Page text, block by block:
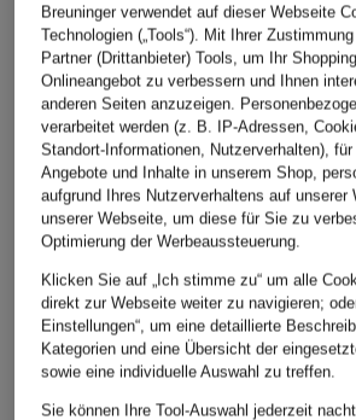
Breuninger verwendet auf dieser Webseite
Technologien („Tools“). Mit Ihrer
Partner (Drittanbieter) Tools, um Ihr
Onlineangebot zu verbessern und Ihnen
anderen Seiten anzuzeigen.
verarbeitet werden (z. B. IP-Adressen,
Standort-Informationen, Nutzerverhalten),
Angebote und Inhalte in unserem Shop,
aufgrund Ihres Nutzerverhaltens auf unserer
unserer Webseite, um diese für Sie zu
Optimierung der Werbeaussteuerung.
Klicken Sie auf „Ich stimme zu“ um alle
direkt zur Webseite weiter zu navigieren;
Einstellungen“, um eine detaillierte
Kategorien und eine Übersicht der
sowie eine individuelle Auswahl zu treffen.
Sie können Ihre Tool-Auswahl jederzeit